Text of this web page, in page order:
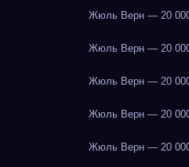
Жюль Верн — 20
Жюль Верн — 20
Жюль Верн — 20
Жюль Верн — 20
Жюль Верн — 20